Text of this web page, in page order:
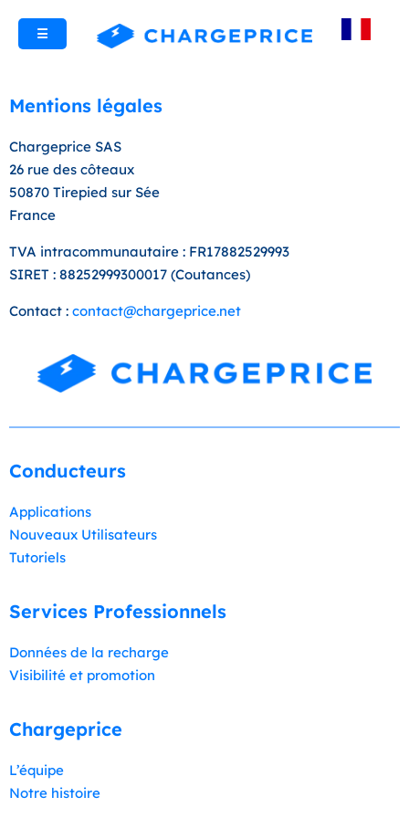
☰
Mentions légales
Chargeprice SAS
26 rue des côteaux
50870 Tirepied sur Sée
France
TVA intracommunautaire : FR17882529993
SIRET : 88252999300017 (Coutances)
Contact : contact@chargeprice.net
Conducteurs
Applications
Nouveaux Utilisateurs
Tutoriels
Services Professionnels
Données de la recharge
Visibilité et promotion
Chargeprice
L’équipe
Notre histoire